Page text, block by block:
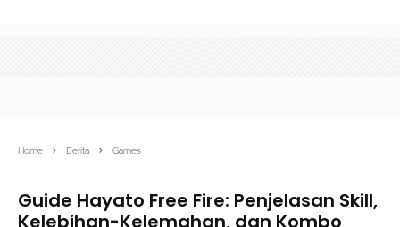
Home Berita Games
Guide Hayato Free Fire: Penjelasan Skill,
Kelebihan-Kelemahan, dan Kombo